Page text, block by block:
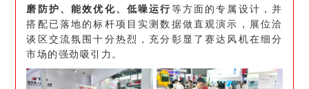
磨防护、能效优化、低噪运行等方面的专属设计，并
搭配已落地的标杆项目实测数据做直观演示，展位洽
谈区交流氛围十分热烈，充分彰显了赛达风机在细分
市场的强劲吸引力。